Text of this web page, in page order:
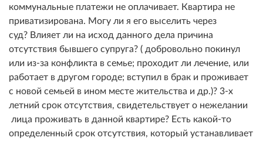
коммунальные платежи не оплачивает. Квартира не
приватизирована. Могу ли я его выселить через
суд? Влияет ли на исход данного дела причина
отсутствия бывшего супруга? ( добровольно покинул
или из-за конфликта в семье; проходит ли лечение, или
работает в другом городе; вступил в брак и проживает
с новой семьей в ином месте жительства и др.)? 3-х
летний срок отсутствия, свидетельствует о нежелании
лица проживать в данной квартире? Есть какой-то
определенный срок отсутствия, который устанавливает